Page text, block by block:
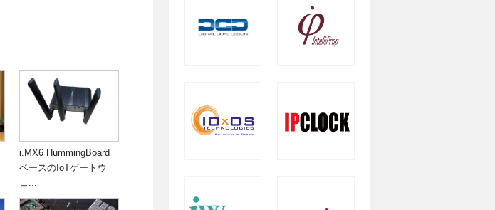
i.MX6 HummingBoard
ベースのIoTゲートウ
ェ...